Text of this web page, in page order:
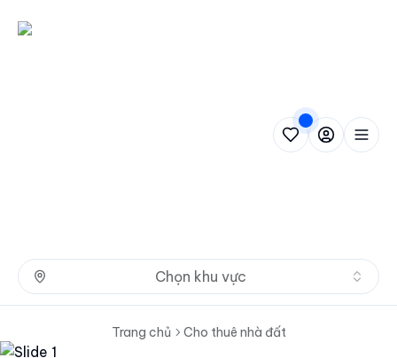
Chọn khu vực
Trang chủ Cho thuê nhà đất